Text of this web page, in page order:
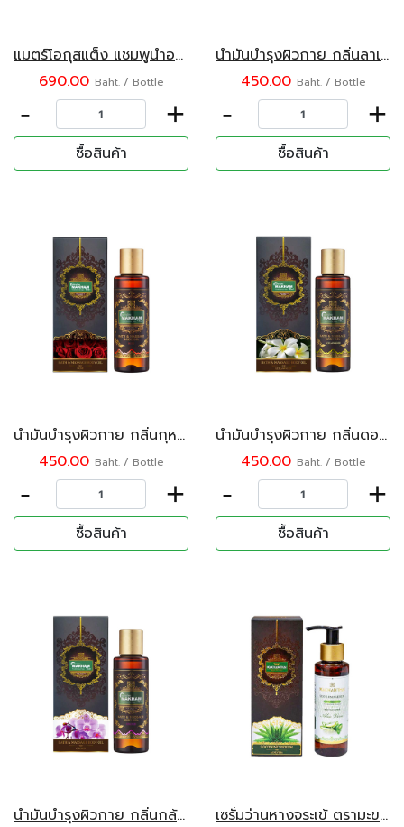
แมตร์โอกุสแต็ง แชมพูน้ำออร์แกนิค กลิ่นซิตรัสฟรุต 500 มล.
690.00 Baht. / Bottle
- +
ซื้อสินค้า
น้ำมันบำรุงผิวกาย กลิ่นลาเวนเดอร์ ตรามะขามไทย 120 มล.
450.00 Baht. / Bottle
- +
ซื้อสินค้า
น้ำมันบำรุงผิวกาย กลิ่นกุหลาบ ตรามะขามไทย 120 มล.
450.00 Baht. / Bottle
- +
ซื้อสินค้า
น้ำมันบำรุงผิวกาย กลิ่นดอกลีลาวดี ตรามะขามไทย 120 มล.
450.00 Baht. / Bottle
- +
ซื้อสินค้า
น้ำมันบำรุงผิวกาย กลิ่นกล้วยไม้ ตรามะขามไทย 120 มล.
เซรั่มว่านหางจระเข้ ตรามะขามไทย 120 มล.